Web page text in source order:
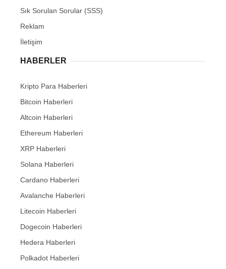
Sık Sorulan Sorular (SSS)
Reklam
İletişim
HABERLER
Kripto Para Haberleri
Bitcoin Haberleri
Altcoin Haberleri
Ethereum Haberleri
XRP Haberleri
Solana Haberleri
Cardano Haberleri
Avalanche Haberleri
Litecoin Haberleri
Dogecoin Haberleri
Hedera Haberleri
Polkadot Haberleri